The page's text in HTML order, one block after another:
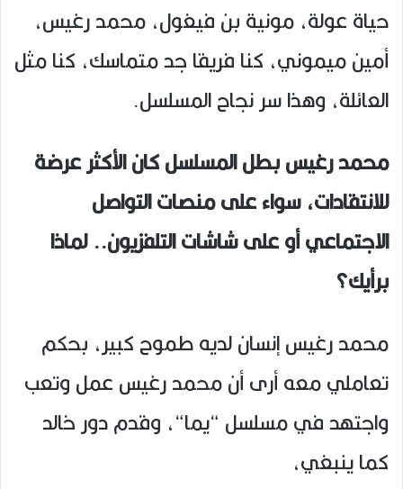
حياة عولة، مونية بن فيغول، محمد رغيس،
أمين ميموني، كنا فريقا جد متماسك، كنا مثل
العائلة، وهذا سر نجاح المسلسل.
محمد رغيس بطل المسلسل كان الأكثر عرضة
للانتقادات، سواء على منصات التواصل
الاجتماعي أو على شاشات التلفزيون.. لماذا
برأيك؟
محمد رغيس إنسان لديه طموح كبير، بحكم
تعاملي معه أرى أن محمد رغيس عمل وتعب
واجتهد في مسلسل “يما“، وقدم دور خالد
كما ينبغي،